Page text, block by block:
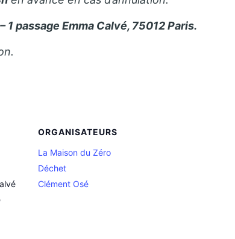
1 passage Emma Calvé, 75012 Paris.
ORGANISATEURS
La Maison du Zéro
Déchet
Clément Osé